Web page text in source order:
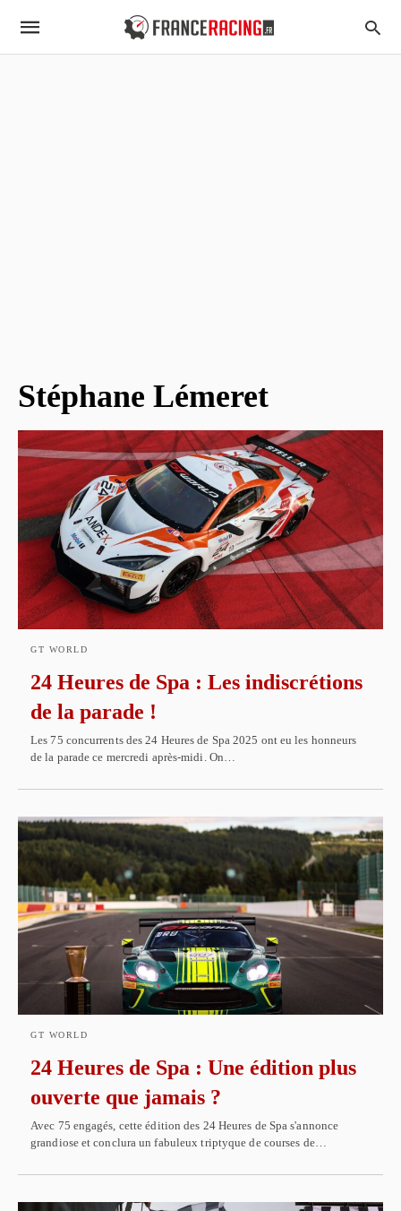
Stéphane Lémeret
GT WORLD
24 Heures de Spa : Les indiscrétions
de la parade !
Les 75 concurrents des 24 Heures de Spa 2025 ont eu les honneurs
de la parade ce mercredi après-midi. On…
GT WORLD
24 Heures de Spa : Une édition plus
ouverte que jamais ?
Avec 75 engagés, cette édition des 24 Heures de Spa s'annonce
grandiose et conclura un fabuleux triptyque de courses de…